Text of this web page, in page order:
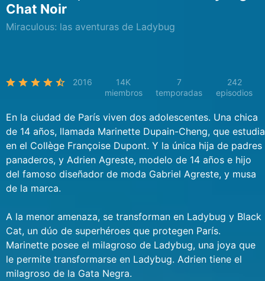
Chat Noir
Miraculous: las aventuras de Ladybug
2016
14K
miembros
7
temporadas
242
episodios
En la ciudad de París viven dos adolescentes. Una chica
de 14 años, llamada Marinette Dupain-Cheng, que estudia
en el Collège Françoise Dupont. Y la única hija de padres
panaderos, y Adrien Agreste, modelo de 14 años e hijo
del famoso diseñador de moda Gabriel Agreste, y musa
de la marca.
A la menor amenaza, se transforman en Ladybug y Black
Cat, un dúo de superhéroes que protegen París.
Marinette posee el milagroso de Ladybug, una joya que
le permite transformarse en Ladybug. Adrien tiene el
milagroso de la Gata Negra.